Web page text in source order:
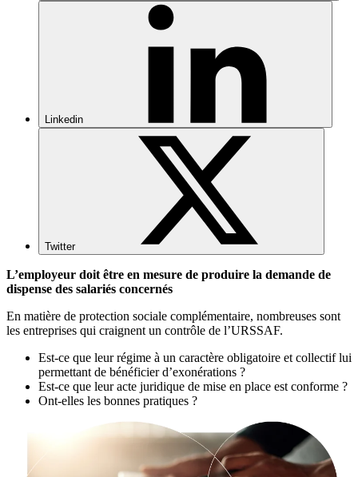
Linkedin
Twitter
L’employeur doit être en mesure de produire la demande de
dispense des salariés concernés
En matière de protection sociale complémentaire, nombreuses sont
les entreprises qui craignent un contrôle de l’URSSAF.
Est-ce que leur régime à un caractère obligatoire et collectif lui
permettant de bénéficier d’exonérations ?
Est-ce que leur acte juridique de mise en place est conforme ?
Ont-elles les bonnes pratiques ?